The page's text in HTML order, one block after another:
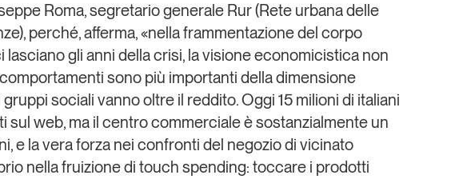
Roma, segretario generale Rur(Rete urbana delle
), perché, afferma, «nella frammentazione del corpo
lasciano gli anni della crisi, la visione economicistica non
sono più importanti della dimensione
sociali vanno oltre il reddito. Oggi 15 milioni di italiani
sul web, ma il centro commerciale è sostanzialmente un
e la vera forza nei confronti del negozio di vicinato
nella fruizione di touch spending: toccare i prodotti